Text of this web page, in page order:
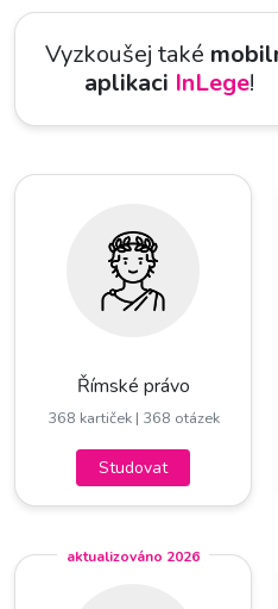
Vyzkoušej také
aplikaci InLege!
Římské právo
368 kartiček | 368 otázek
Studovat
aktualizováno 2026